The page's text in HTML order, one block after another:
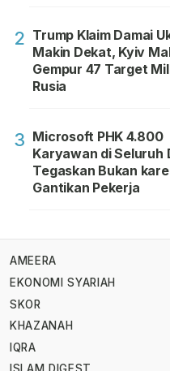
2 Trump Klaim Damai
Makin Dekat, Kyiv
Gempur 47 Target
Rusia
3 Microsoft PHK 4.800
Karyawan di Seluruh
Tegaskan Bukan
Gantikan Pekerja
AMEERA
EKONOMI SYARIAH
SKOR
KHAZANAH
IQRA